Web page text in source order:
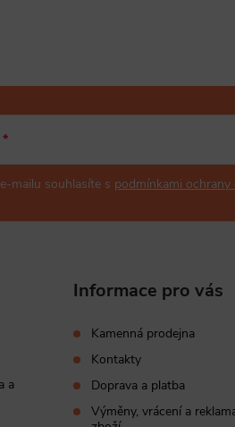
mailu souhlasíte s podmínkami
a
Informace pro vás
Kamenná prodejna
Kontakty
Doprava a platba
Výměny, vrácení a